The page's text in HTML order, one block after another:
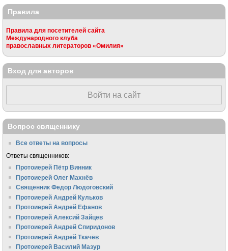
Правила
Правила для посетителей сайта
Международного клуба
православных литераторов «Омилия»
Вход для авторов
Войти на сайт
Вопрос священнику
Все ответы на вопросы
Ответы священников:
Протоиерей Пётр Винник
Протоиерей Олег Махнёв
Священник Федор Людоговский
Протоиерей Андрей Кульков
Протоиерей Андрей Ефанов
Протоиерей Алексий Зайцев
Протоиерей Андрей Спиридонов
Протоиерей Андрей Ткачёв
Протоиерей Василий Мазур